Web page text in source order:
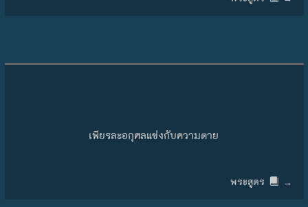
เพียรละอกุศลแข่งกับความตาย
พระสูตร →